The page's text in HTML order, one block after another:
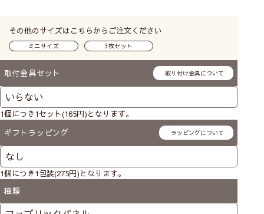
その他のサイズはこちらからご注文ください
ミニサイズ 3枚セット
取付金具セット 取り付け金具について
1個につき1セット(165円)となります。
ギフトラッピング
ラッピングについて
1個につき1包装(275円)となります。
種類